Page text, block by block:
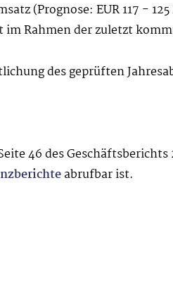
(Prognose: EUR 117 -
Rahmen der zuletzt
des geprüften
46 des
abrufbar ist.